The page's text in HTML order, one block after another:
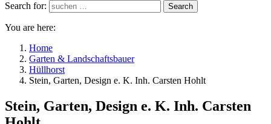
Search for:
Search
You are here:
Home
Garten & Landschaftsbauer
Hüllhorst
Stein, Garten, Design e. K. Inh. Carsten Hohlt
Stein, Garten, Design e. K. Inh. Carsten